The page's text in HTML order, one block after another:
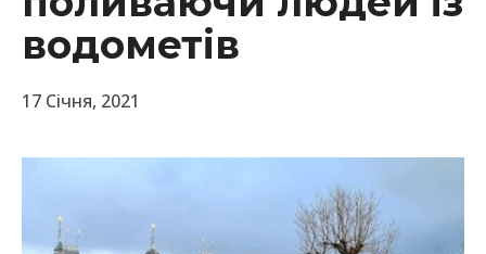
водометів
17 Січня, 2021